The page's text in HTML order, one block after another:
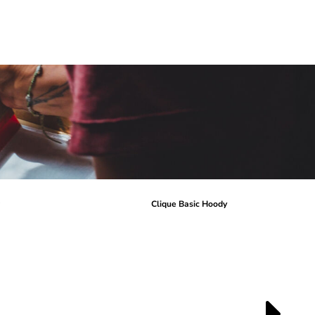
Clique Basic Hoody